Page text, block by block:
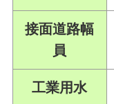
接面道路幅
員
工業用水